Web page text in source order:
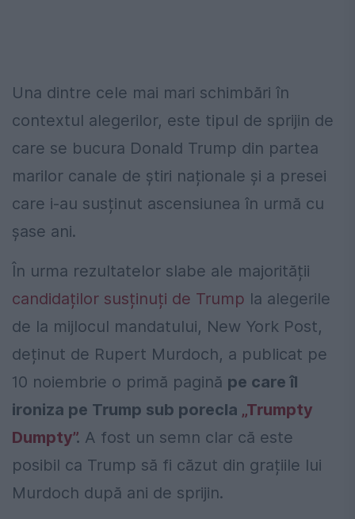
Una dintre cele mai mari schimbări în
contextul alegerilor, este tipul de sprijin de
care se bucura Donald Trump din partea
marilor canale de știri naționale și a presei
care i-au susținut ascensiunea în urmă cu
șase ani.
În urma rezultatelor slabe ale majorității
candidaților susținuți de Trump la alegerile
de la mijlocul mandatului, New York Post,
deținut de Rupert Murdoch, a publicat pe
10 noiembrie o primă pagină pe care îl
ironiza pe Trump sub porecla „Trumpty
Dumpty”. A fost un semn clar că este
posibil ca Trump să fi căzut din grațiile lui
Murdoch după ani de sprijin.